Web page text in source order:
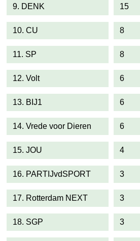
9. DENK 15
10. CU 8
11. SP 8
12. Volt 6
13. BIJ1 6
14. Vrede voor Dieren 6
15. JOU 4
16. PARTIJvdSPORT 3
17. Rotterdam NEXT 3
18. SGP 3